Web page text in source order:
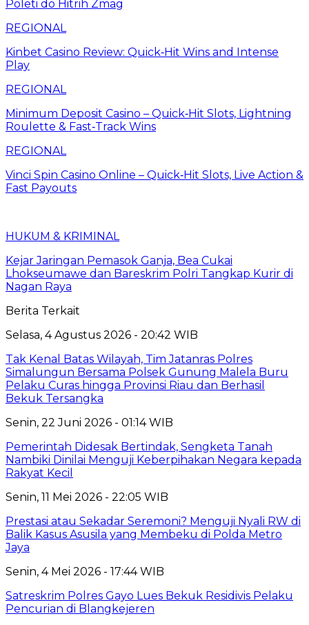
Poleti do Hitrih Zmag
REGIONAL
Kinbet Casino Review: Quick‑Hit Wins and Intense
Play
REGIONAL
Minimum Deposit Casino – Quick‑Hit Slots, Lightning
Roulette & Fast‑Track Wins
REGIONAL
Vinci Spin Casino Online – Quick‑Hit Slots, Live Action &
Fast Payouts
HUKUM & KRIMINAL
Kejar Jaringan Pemasok Ganja, Bea Cukai
Lhokseumawe dan Bareskrim Polri Tangkap Kurir di
Nagan Raya
Berita Terkait
Selasa, 4 Agustus 2026 - 20:42 WIB
Tak Kenal Batas Wilayah, Tim Jatanras Polres
Simalungun Bersama Polsek Gunung Malela Buru
Pelaku Curas hingga Provinsi Riau dan Berhasil
Bekuk Tersangka
Senin, 22 Juni 2026 - 01:14 WIB
Pemerintah Didesak Bertindak, Sengketa Tanah
Nambiki Dinilai Menguji Keberpihakan Negara kepada
Rakyat Kecil
Senin, 11 Mei 2026 - 22:05 WIB
Prestasi atau Sekadar Seremoni? Menguji Nyali RW di
Balik Kasus Asusila yang Membeku di Polda Metro
Jaya
Senin, 4 Mei 2026 - 17:44 WIB
Satreskrim Polres Gayo Lues Bekuk Residivis Pelaku
Pencurian di Blangkejeren